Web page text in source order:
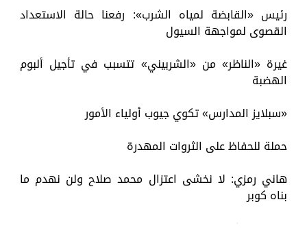
رئيس «القابضة لمياه الشرب»: رفعنا حالة الاستعداد
القصوى لمواجهة السيول
غيرة «الناظر» من «الشربيني» تتسبب في تأجيل ألبوم
الهضبة
«سبلايز المدارس» تكوي جيوب أولياء الأمور
حملة للحفاظ على الثروات المهدرة
هاني رمزي: لا نخشى اعتزال محمد صلاح ولن نهدم ما
بناه كوبر